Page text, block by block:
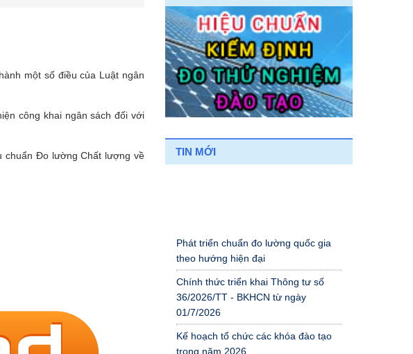
một số điều của Luật ngân
công khai ngân sách đối với
chuẩn Đo lường Chất lượng về
TIN MỚI
Phát triển chuẩn đo lường quốc gia
theo hướng hiện đại
Chính thức triển khai Thông tư số
36/2026/TT - BKHCN từ ngày
01/7/2026
Kế hoạch tổ chức các khóa đào tạo